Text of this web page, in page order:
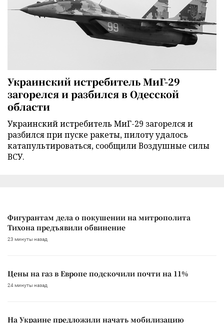
Украинский истребитель МиГ-29
загорелся и разбился в Одесской
области
Украинский истребитель МиГ-29 загорелся и
разбился при пуске ракеты, пилоту удалось
катапультироваться, сообщили Воздушные силы
ВСУ.
Фигурантам дела о покушении на митрополита
Тихона предъявили обвинение
23 минуты назад
Цены на газ в Европе подскочили почти на 11%
24 минуты назад
На Украине предложили начать мобилизацию